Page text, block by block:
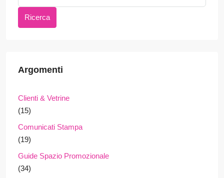
Ricerca
Argomenti
Clienti & Vetrine
(15)
Comunicati Stampa
(19)
Guide Spazio Promozionale
(34)